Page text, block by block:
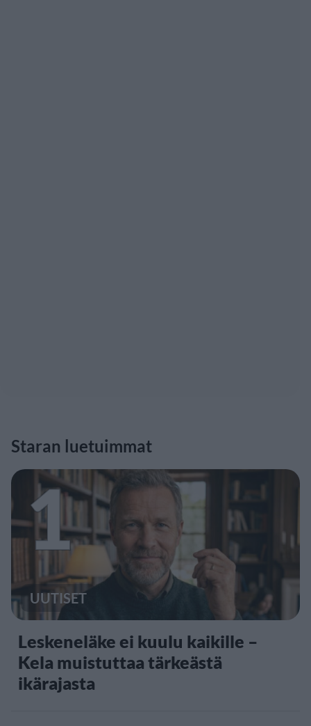
Staran luetuimmat
1
UUTISET
Leskeneläke ei kuulu kaikille –
Kela muistuttaa tärkeästä
ikärajasta